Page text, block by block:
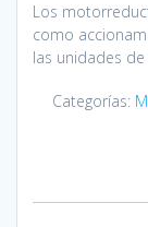
Los
como
las unidades
Categorías: